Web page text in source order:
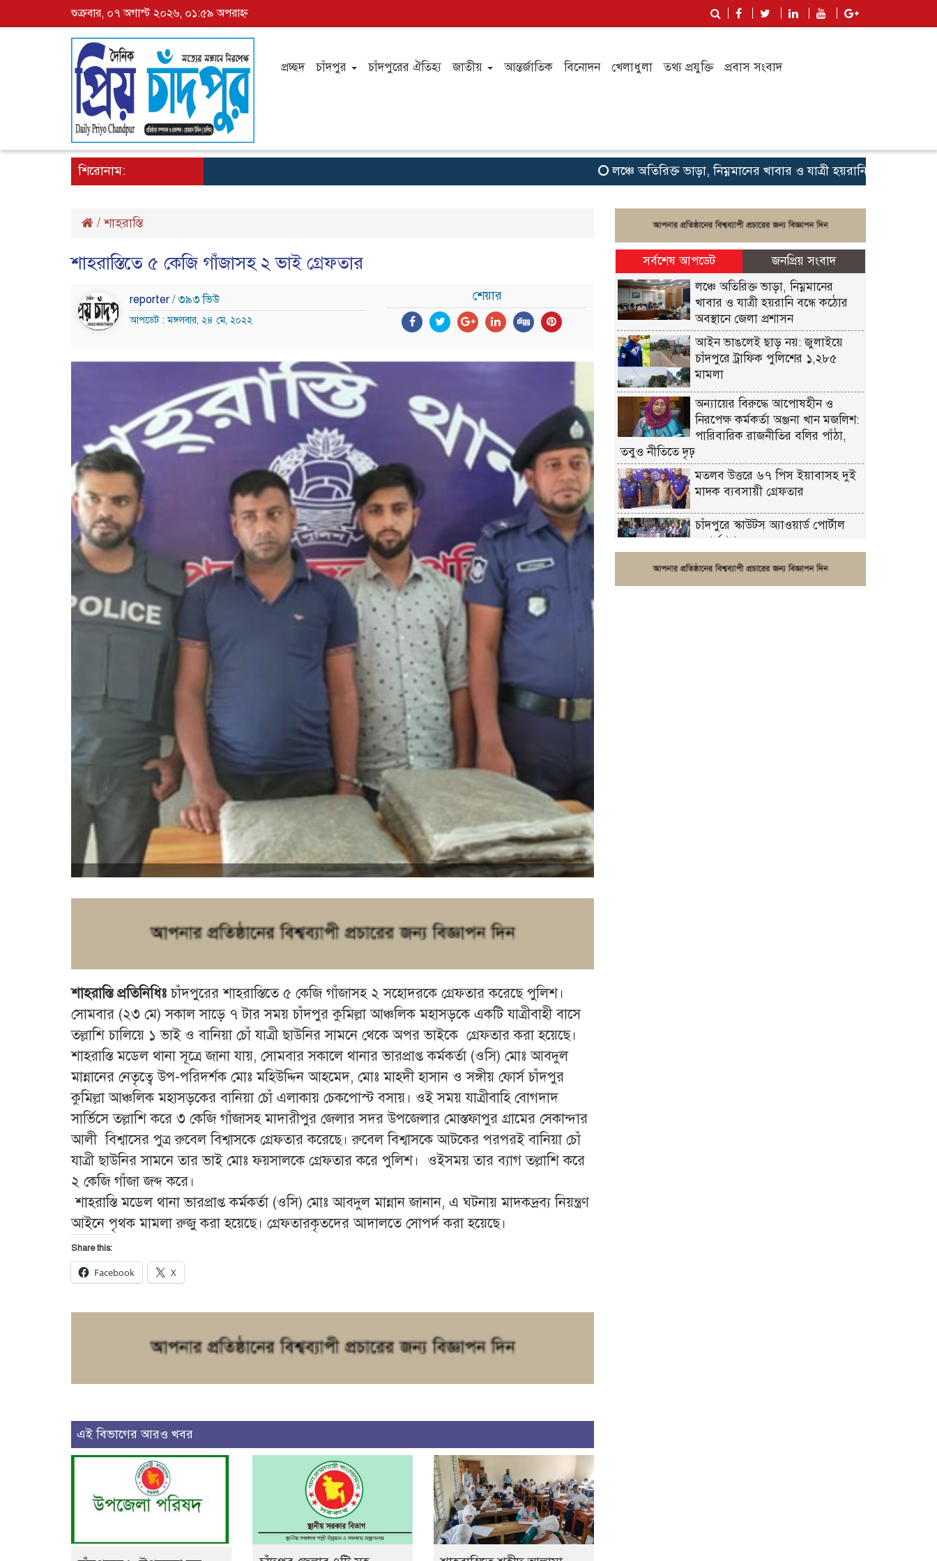
শুক্রবার, ০৭ অগাস্ট ২০২৬, ০১:৫৯ অপরাহ্ন
প্রচ্ছদ চাঁদপুর চাঁদপুরের ঐতিহ্য জাতীয় আন্তর্জাতিক বিনোদন খেলাধুলা তথ্য প্রযুক্তি প্রবাস সংবাদ
শিরোনাম: লঞ্চে অতিরিক্ত ভাড়া, নিম্নমানের খাবার ও যাত্রী হয়রানি বন্ধে কঠোর
/শাহরাস্তি
শাহরাস্তিতে ৫ কেজি গাঁজাসহ ২ ভাই গ্রেফতার
reporter / ৩৯৩ ভিউ
আপডেট : মঙ্গলবার, ২৪ মে, ২০২২
শেয়ার
শাহরাস্তি প্রতিনিধিঃ চাঁদপুরের শাহরাস্তিতে ৫ কেজি গাঁজাসহ ২ সহোদরকে গ্রেফতার করেছে পুলিশ।
সোমবার (২৩ মে) সকাল সাড়ে ৭ টার সময় চাঁদপুর কুমিল্লা আঞ্চলিক মহাসড়কে একটি যাত্রীবাহী বাসে
তল্লাশি চালিয়ে ১ ভাই ও বানিয়া চোঁ যাত্রী ছাউনির সামনে থেকে অপর ভাইকে গ্রেফতার করা হয়েছে।
শাহরাস্তি মডেল থানা সূত্রে জানা যায়, সোমবার সকালে থানার ভারপ্রাপ্ত কর্মকর্তা (ওসি) মোঃ আবদুল
মান্নানের নেতৃত্বে উপ-পরিদর্শক মোঃ মহিউদ্দিন আহমেদ, মোঃ মাহদী হাসান ও সঙ্গীয় ফোর্স চাঁদপুর
কুমিল্লা আঞ্চলিক মহাসড়কের বানিয়া চোঁ এলাকায় চেকপোস্ট বসায়। ওই সময় যাত্রীবাহি বোগদাদ
সার্ভিসে তল্লাশি করে ৩ কেজি গাঁজাসহ মাদারীপুর জেলার সদর উপজেলার মোস্তফাপুর গ্রামের সেকান্দার
আলী বিশ্বাসের পুত্র রুবেল বিশ্বাসকে গ্রেফতার করেছে। রুবেল বিশ্বাসকে আটকের পরপরই বানিয়া চোঁ
যাত্রী ছাউনির সামনে তার ভাই মোঃ ফয়সালকে গ্রেফতার করে পুলিশ। ওইসময় তার ব্যাগ তল্লাশি করে
২ কেজি গাঁজা জব্দ করে।
শাহরাস্তি মডেল থানা ভারপ্রাপ্ত কর্মকর্তা (ওসি) মোঃ আবদুল মান্নান জানান, এ ঘটনায় মাদকদ্রব্য নিয়ন্ত্রণ
আইনে পৃথক মামলা রুজু করা হয়েছে। গ্রেফতারকৃতদের আদালতে সোপর্দ করা হয়েছে।
Share this:
Facebook X
এই বিভাগের আরও খবর
সর্বশেষ আপডেট
জনপ্রিয় সংবাদ
লঞ্চে অতিরিক্ত ভাড়া, নিম্নমানের
খাবার ও যাত্রী হয়রানি বন্ধে কঠোর
অবস্থানে জেলা প্রশাসন
আইন ভাঙলেই ছাড় নয়: জুলাইয়ে
চাঁদপুরে ট্রাফিক পুলিশের ১,২৮৫
মামলা
অন্যায়ের বিরুদ্ধে আপোষহীন ও
নিরপেক্ষ কর্মকর্তা অঞ্জনা খান মজলিশ:
পারিবারিক রাজনীতির বলির পাঁঠা,
তবুও নীতিতে দৃঢ়
মতলব উত্তরে ৬৭ পিস ইয়াবাসহ দুই
মাদক ব্যবসায়ী গ্রেফতার
চাঁদপুরে স্কাউটস অ্যাওয়ার্ড পোর্টাল
ওয়ার্কশপ
ফরিদগঞ্জে চুরির আতঙ্ক: এক সপ্তাহে
২০টির বেশি ঘটনা, নিরাপত্তাহীনতায়